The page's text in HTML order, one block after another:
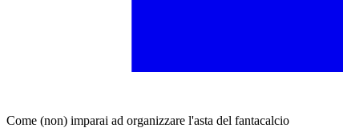
Come (non) imparai ad organizzare l'asta del fantacalcio